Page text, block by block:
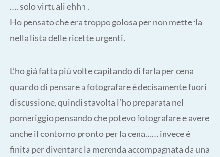
…. solo virtuali ehhh .
Ho pensato che era troppo golosa per non metterla
nella lista delle ricette urgenti.
L’ho giá fatta piú volte capitando di farla per cena
quando di pensare a fotografare é decisamente fuori
discussione, quindi stavolta l’ho preparata nel
pomeriggio pensando che potevo fotografare e avere
anche il contorno pronto per la cena…… invece é
finita per diventare la merenda accompagnata da una